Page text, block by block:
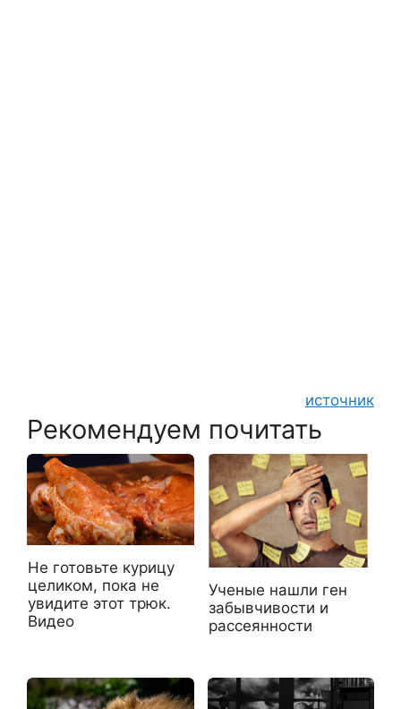
источник
Рекомендуем почитать
Не готовьте курицу
целиком, пока не
увидите этот трюк.
Видео
Ученые нашли ген
забывчивости и
рассеянности